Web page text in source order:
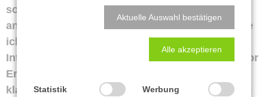
solches fiktives Interview in einer anderen
angesehenen Tageszeitung gestoßen war, weise
ich regelmäßig darauf hin, dass ich etwaige
Interviews, aber auch andere wörtliche Zitate, vor
Erscheinen vorgelegt bekommen möchte. Es
klappt in aller Regel auch gut. Nur diesmal hatte
Aktuelle Auswahl bestätigen
Alle akzeptieren
Statistik Werbung